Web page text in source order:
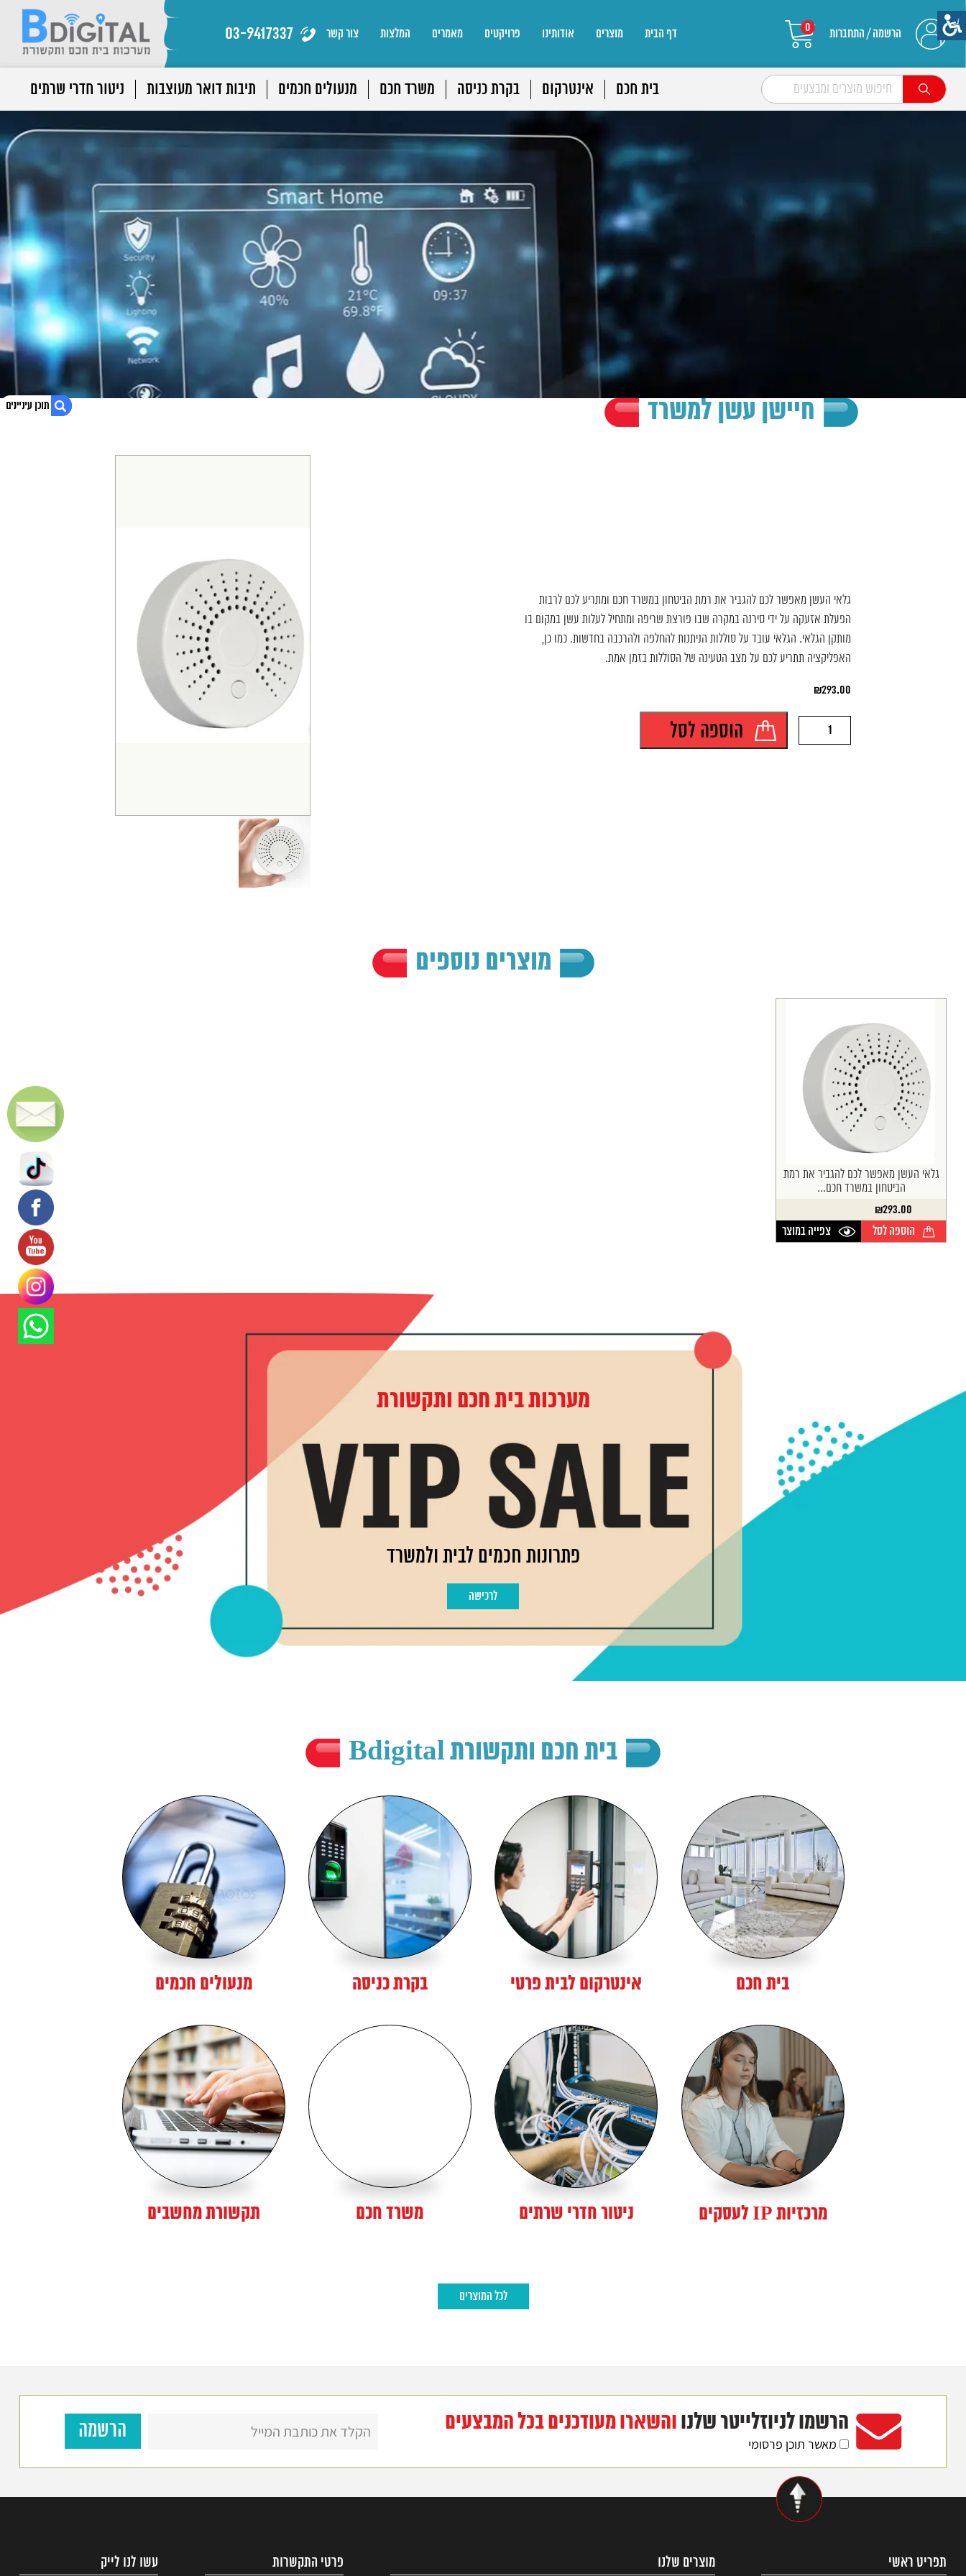
הרשמה / התחברות 0 דף הבית מוצרים אודותינו פרויקטים מאמרים המלצות צור קשר 03-9417337
בית חכם אינטרקום בקרת כניסה משרד חכם מנעולים חכמים תיבות דואר מעוצבות ניטור חדרי שרתים
חיישן עשן למשרד
גלאי העשן מאפשר לכם להגביר את רמת הביטחון במשרד חכם ומתריע לכם לרבות
הפעלת אזעקה על ידי סירנה במקרה שבו פורצת שריפה ומתחיל לעלות עשן במקום בו
מותקן הגלאי. הגלאי עובד על סוללות הניתנות להחלפה ולהרכבה בחדשות. כמו כן,
האפליקציה תתריע לכם על מצב הטעינה של הסוללות בזמן אמת.
₪293.00
הוספה לסל
מוצרים נוספים
גלאי העשן מאפשר לכם להגביר את רמת
הביטחון במשרד חכם...
₪293.00
הוספה לסל
צפייה במוצר
מערכות בית חכם ותקשורת
פתרונות חכמים לבית ולמשרד
לרכישה
בית חכם ותקשורת Bdigital
בית חכם אינטרקום לבית פרטי בקרת כניסה מנעולים חכמים
מרכזיות IP לעסקים ניטור חדרי שרתים משרד חכם תקשורת מחשבים
לכל המוצרים
הרשמו לניוזלייטר שלנווהשארו מעודכנים בכל המבצעים
מאשר תוכן פרסומי
תפריט ראשי מוצרים שלנו פרטי התקשרות עשו לנו לייק